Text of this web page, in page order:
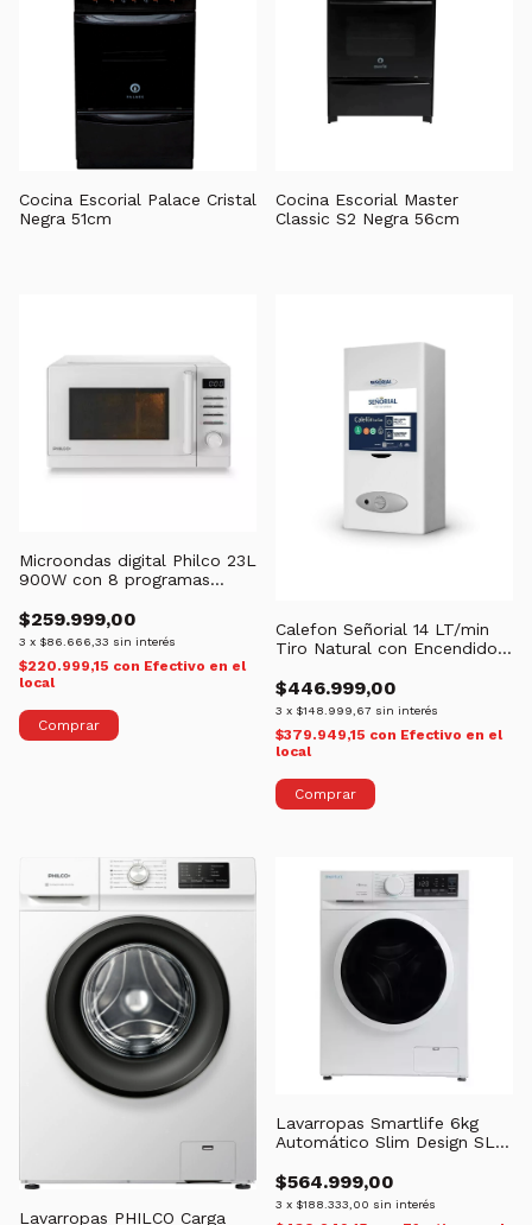
Cocina Escorial Palace Cristal
Negra 51cm
Cocina Escorial Master
Classic S2 Negra 56cm
Microondas digital Philco 23L
900W con 8 programas
$259.999,00
3 x $86.666,33 sin interés
$220.999,15 con Efectivo en el
local
Calefon Señorial 14 LT/min
Tiro Natural con Encendido
$446.999,00
3 x $148.999,67 sin interés
$379.949,15 con Efectivo en el
local
Lavarropas PHILCO Carga
Lavarropas Smartlife 6kg
Automático Slim Design SL-
$564.999,00
3 x $188.333,00 sin interés